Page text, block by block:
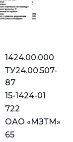
1424.00.000
ТУ24.00.507-
87
15-1424-01
722
ОАО «МЗТМ»
65